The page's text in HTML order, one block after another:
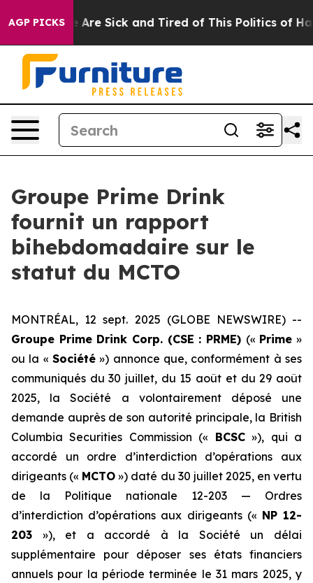
AGP PICKS
“People Are Sick and Tired of This Politics of
Groupe Prime Drink
fournit un rapport
bihebdomadaire sur le
statut du MCTO
MONTRÉAL, 12 sept. 2025 (GLOBE NEWSWIRE) --
Groupe Prime Drink Corp. (CSE : PRME) (« Prime »
ou la « Société ») annonce que, conformément à ses
communiqués du 30 juillet, du 15 août et du 29 août
2025, la Société a volontairement déposé une
demande auprès de son autorité principale, la British
Columbia Securities Commission (« BCSC»), qui a
accordé un ordre d’interdiction d’opérations aux
dirigeants (« MCTO ») daté du 30 juillet 2025, en vertu
de la Politique nationale 12-203 — Ordres
d’interdiction d’opérations aux dirigeants (« NP 12-
203 »), et a accordé à la Société un délai
supplémentaire pour déposer ses états financiers
annuels pour la période terminée le 31 mars 2025, y